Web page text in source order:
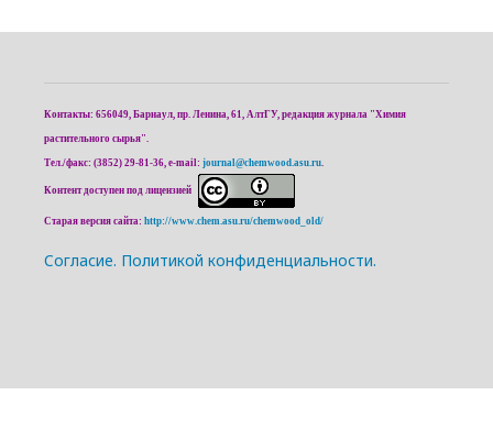
Контакты: 656049, Барнаул, пр. Ленина, 61, АлтГУ, редакция журнала "Химия
растительного сырья".
Тел./факс: (3852) 29-81-36, e-mail: journal@chemwood.asu.ru.
Контент доступен под лицензией
Старая версия сайта: http://www.chem.asu.ru/chemwood_old/
Cогласие. Политикой конфиденциальности.